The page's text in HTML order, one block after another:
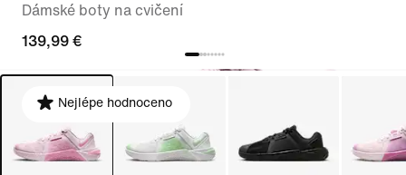
Dámské boty na cvičení
139,99 €
Nejlépe hodnoceno